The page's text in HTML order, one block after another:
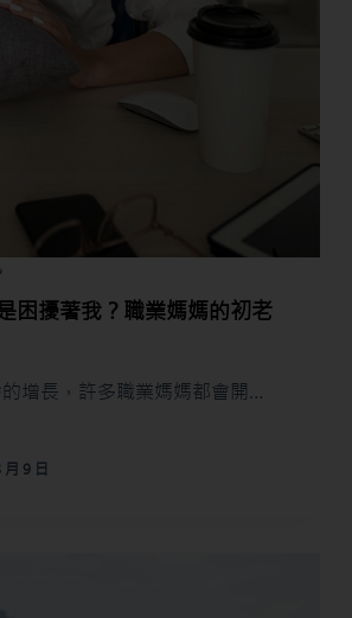
困擾著我？職業媽媽的初老
增長，許多職業媽媽都會開…
9 日